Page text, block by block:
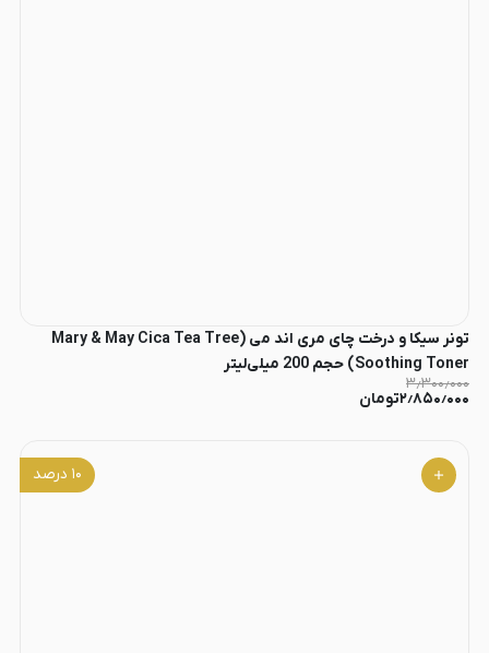
تونر سیکا و درخت چای مری اند می (Mary & May Cica Tea Tree
Soothing Toner) حجم 200 میلی‌لیتر
۳٫۳۰۰٫۰۰۰
۲٫۸۵۰٫۰۰۰تومان
۱۰ درصد